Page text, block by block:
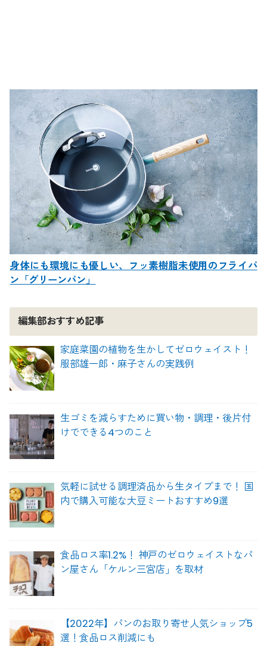
身体にも環境にも優しい、フッ素樹脂未使用のフライパ
ン「グリーンパン」
編集部おすすめ記事
家庭菜園の植物を生かしてゼロウェイスト！
服部雄一郎・麻子さんの実践例
生ゴミを減らすために買い物・調理・後片付
けでできる4つのこと
気軽に試せる調理済品から生タイプまで！ 国
内で購入可能な大豆ミートおすすめ9選
食品ロス率1.2%！ 神戸のゼロウェイストなパ
ン屋さん「ケルン三宮店」を取材
【2022年】パンのお取り寄せ人気ショップ5
選！食品ロス削減にも